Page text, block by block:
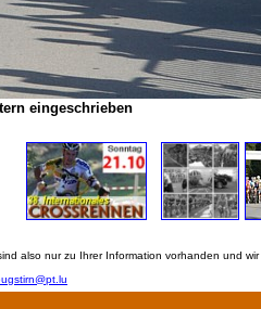
eingeschrieben
also nur zu Ihrer Information vorhanden und